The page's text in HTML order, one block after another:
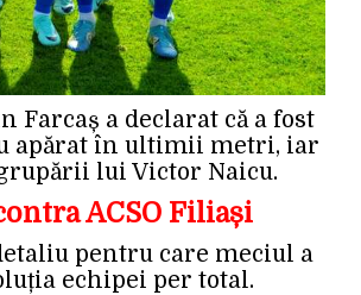
a declarat că a fost
apărat în ultimii metri, iar
lui Victor Naicu.
ACSO Filiași
pentru care meciul a
echipei per total.